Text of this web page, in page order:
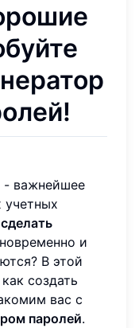
- важнейшее
учетных
и
В этой
создать
вас с
паролей.